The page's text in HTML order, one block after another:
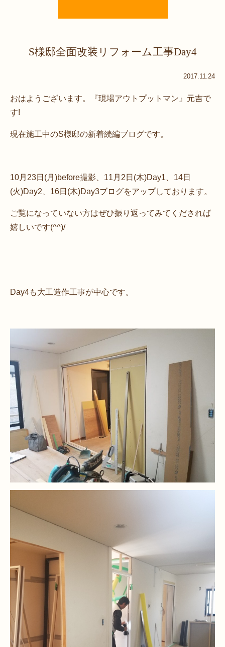
S様邸全面改装リフォーム工事Day4
2017.11.24
おはようございます。『現場アウトプットマン』元吉で
す!
現在施工中のS様邸の新着続編ブログです。
10月23日(月)before撮影、11月2日(木)Day1、14日
(火)Day2、16日(木)Day3ブログをアップしております。
ご覧になっていない方はぜひ振り返ってみてくだされば
嬉しいです(^^)/
Day4も大工造作工事が中心です。